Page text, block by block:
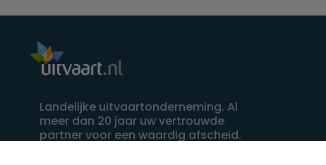
Landelijke uitvaartonderneming. Al
meer dan 20 jaar uw vertrouwde
partner voor een waardig afscheid.